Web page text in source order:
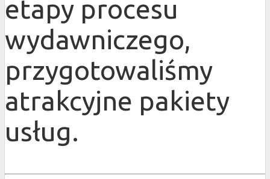
etapy procesu
wydawniczego,
przygotowaliśmy
atrakcyjne pakiety
usług.